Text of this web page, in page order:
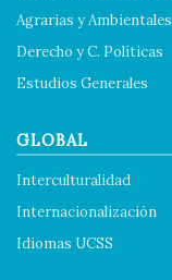
Agrarias y Ambientales
Derecho y C. Políticas
Estudios Generales
GLOBAL
Interculturalidad
Internacionalización
Idiomas UCSS